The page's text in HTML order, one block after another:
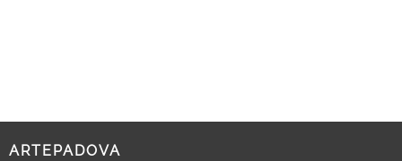
ARTEPADOVA